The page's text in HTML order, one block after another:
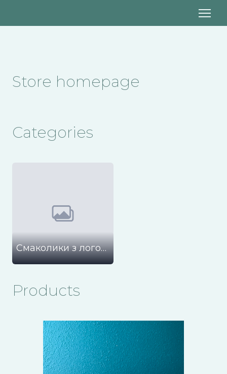
Store homepage
Categories
Смаколики з логотипом
Products